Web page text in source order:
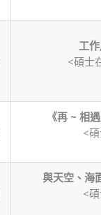
工
<碩士
《再~ 相
<
與天空、海
<